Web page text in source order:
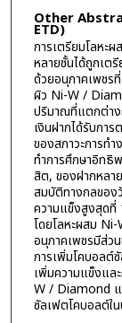
Other
ETD)
การเตรียมโลหะ
หลายชั้นได้ถูกเต
ด้วยอนุภาคเพชร
ผิว Ni-W /
ปริมาณที่แตกต่า
เงินฝากได้รับกา
ของสภาวะการท
ทำการศึกษาอิทธิ
สิต, ของฝากหลา
สมบัติทางกลขอ
ความแข็งสูงสุดที่
โดยโลหะผสม
อนุภาคเพชรมีส่ว
การเพิ่มโคบอลต์
เพิ่มความแข็งแล
W / Diamond แ
ซัลเฟตโคบอลต์ใ